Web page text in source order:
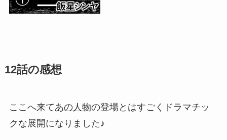
12話の感想
ここへ来てあの人物の登場とはすごくドラマチッ
クな展開になりました♪